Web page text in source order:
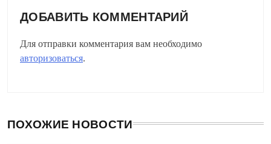
ДОБАВИТЬ КОММЕНТАРИЙ
Для отправки комментария вам необходимо
авторизоваться.
ПОХОЖИЕ НОВОСТИ